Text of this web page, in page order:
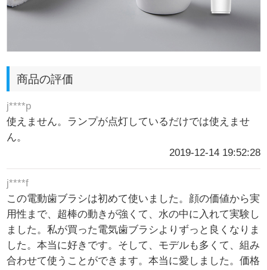
商品の評価
j****p
使えません。ランプが点灯しているだけでは使えませ
ん。
2019-12-14 19:52:28
j****f
この電動歯ブラシは初めて使いました。顔の価値から実
用性まで、超棒の動きが強くて、水の中に入れて実験し
ました。私が買った電気歯ブラシよりずっと良くなりま
した。本当に好きです。そして、モデルも多くて、組み
合わせて使うことができます。本当に愛しました。価格